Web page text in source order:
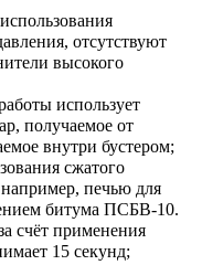
отсутствуют
высокого
использует
получаемое от
внутри бустером;
сжатого
печью для
битума ПСБВ-10.
счёт применения
15 секунд;